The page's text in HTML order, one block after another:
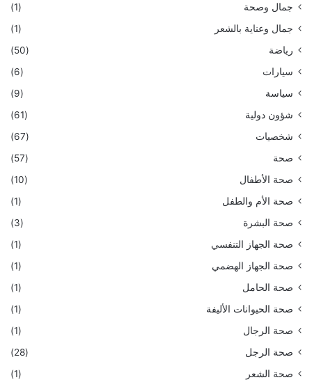
جمال وصحة
(1)
جمال وعناية بالشعر
(1)
رياضة
(50)
سيارات
(6)
سياسة
(9)
شؤون دولية
(61)
شخصيات
(67)
صحة
(57)
صحة الأطفال
(10)
صحة الأم والطفل
(1)
صحة البشرة
(3)
صحة الجهاز التنفسي
(1)
صحة الجهاز الهضمي
(1)
صحة الحامل
(1)
صحة الحيوانات الأليفة
(1)
صحة الرجال
(1)
صحة الرجل
(28)
صحة الشعر
(1)